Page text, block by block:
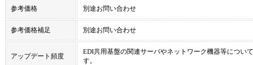
参考価格 別途お問い合わせ
参考価格補足 別途お問い合わせ
アップデート頻度
EDI共用基盤の関連サーバやネットワーク機器等につい
す。